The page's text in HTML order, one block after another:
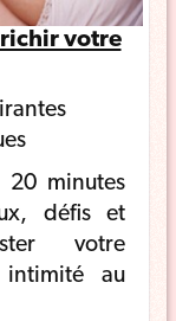
votre
20 minutes
défis et
votre
au